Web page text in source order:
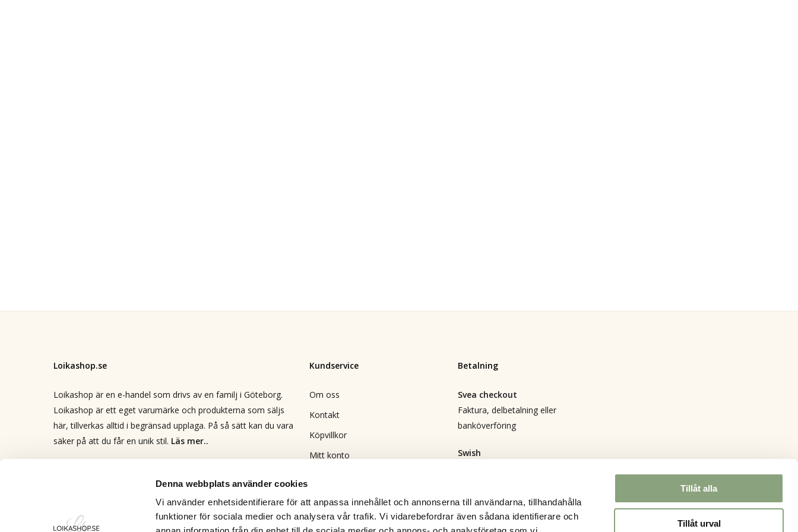
Denna webbplats använder cookies
Vi använder enhetsidentifierare för att anpassa innehållet och annonserna till användarna, tillhandahålla
funktioner för sociala medier och analysera vår trafik. Vi vidarebefordrar även sådana identifierare och
Tillåt alla
Tillåt urval
Loikashop.se
Loikashop är en e-handel som drivs av en familj i Göteborg.
Loikashop är ett eget varumärke och produkterna som säljs
här, tillverkas alltid i begränsad upplaga. På så sätt kan du vara
säker på att du får en unik stil. Läs mer..
Facebook
Kundservice
Om oss
Kontakt
Köpvillkor
Mitt konto
Bli återförsäljare
Betalning
Svea checkout
Faktura, delbetalning eller
banköverföring
Swish
DHL